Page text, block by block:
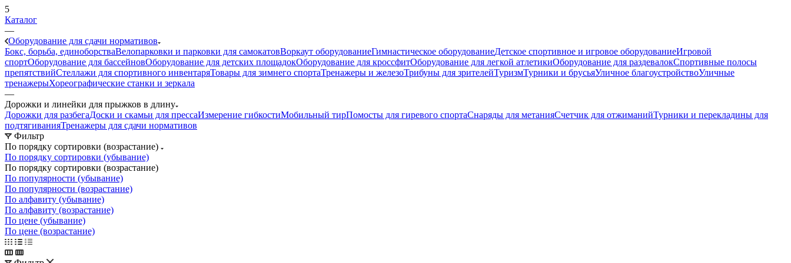
5
Каталог
—
Оборудование для сдачи нормативов
Бокс, борьба, единоборстваВелопарковки и парковки для самокатовВоркаут оборудованиеГимнастическое оборудованиеДетское спортивное и игровое оборудованиеИгровой
спортОборудование для бассейновОборудование для детских площадокОборудование для кроссфитОборудование для легкой атлетикиОборудование для раздевалокСпортивные полосы
препятствийСтеллажи для спортивного инвентаряТовары для зимнего спортаТренажеры и железоТрибуны для зрителейТуризмТурники и брусьяУличное благоустройствоУличные
тренажерыХореографические станки и зеркала
—
Дорожки и линейки для прыжков в длину
Дорожки для разбегаДоски и скамьи для прессаИзмерение гибкостиМобильный тирПомосты для гиревого спортаСнаряды для метанияСчетчик для отжиманийТурники и перекладины для
подтягиванияТренажеры для сдачи нормативов
Фильтр
По порядку сортировки (возрастание)
По порядку сортировки (убывание)
По порядку сортировки (возрастание)
По популярности (убывание)
По популярности (возрастание)
По алфавиту (убывание)
По алфавиту (возрастание)
По цене (убывание)
По цене (возрастание)